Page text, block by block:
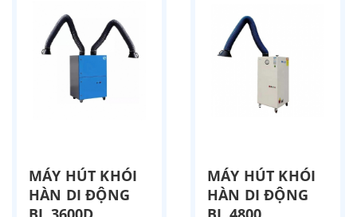
MÁY HÚT KHÓI
HÀN DI ĐỘNG
MÁY HÚT KHÓI
HÀN DI ĐỘNG